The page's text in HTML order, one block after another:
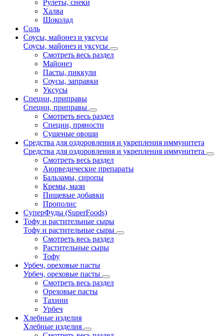
Рулеты, снеки
Халва
Шоколад
Соль
Соусы, майонез и уксусы
Соусы, майонез и уксусы
Смотреть весь раздел
Майонез
Пасты, пиккули
Соусы, заправки
Уксусы
Специи, приправы
Специи, приправы
Смотреть весь раздел
Специи, пряности
Сушеные овощи
Средства для оздоровления и укрепления иммунитета
Средства для оздоровления и укрепления иммунитета
Смотреть весь раздел
Аюрведические препараты
Бальзамы, сиропы
Кремы, мази
Пищевые добавки
Прополис
СуперФуды (SuperFoods)
Тофу и растительные сыры
Тофу и растительные сыры
Смотреть весь раздел
Растительные сыры
Тофу
Урбеч, ореховые пасты
Урбеч, ореховые пасты
Смотреть весь раздел
Ореховые пасты
Тахини
Урбеч
Хлебные изделия
Хлебные изделия